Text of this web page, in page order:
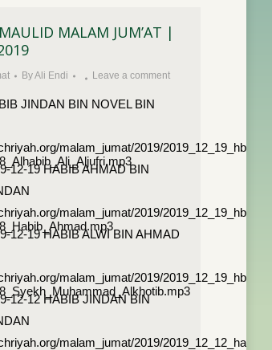
MALAM JUM’AT |
ByAli Endi Leave a comment
JINDAN BIN NOVEL BIN
malam_jumat/2019/
12-19 HABIB AHMAD BIN
malam_jumat/2019/
12-19 HABIB ALWI BIN AHMAD
malam_jumat/2019/
12-12 HABIB JINDAN BIN
malam_jumat/2019/